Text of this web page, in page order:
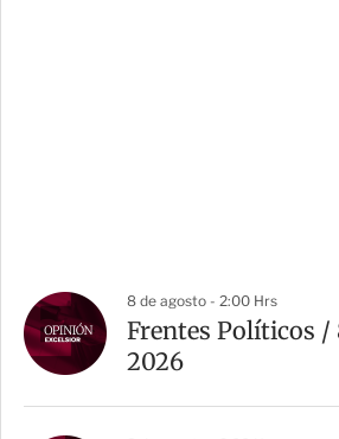
8 de agosto - 2:00 Hrs
Frentes Políticos /
2026